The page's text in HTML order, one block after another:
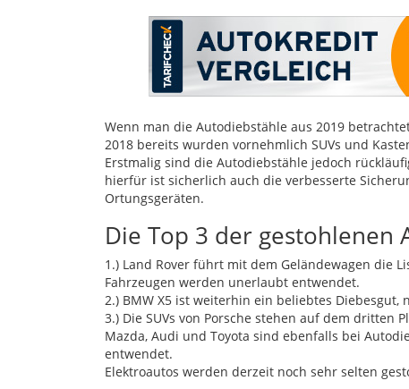
Wenn man die Autodiebstähle aus 2019
2018 bereits wurden vornehmlich SUVs und
Erstmalig sind die Autodiebstähle jedoch
hierfür ist sicherlich auch die verbesserte
Ortungsgeräten.
Die Top 3 der gestohlenen
1.) Land Rover führt mit dem Geländewagen die
Fahrzeugen werden unerlaubt entwendet.
2.) BMW X5 ist weiterhin ein beliebtes Diebesgut,
3.) Die SUVs von Porsche stehen auf dem dritten
Mazda, Audi und Toyota sind ebenfalls bei
entwendet.
Elektroautos werden derzeit noch sehr selten